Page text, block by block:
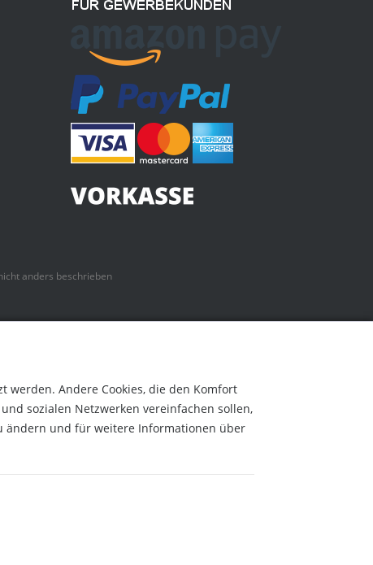
anders beschrieben
werden. Andere Cookies, die den Komfort
sozialen Netzwerken vereinfachen sollen,
ändern und für weitere Informationen über